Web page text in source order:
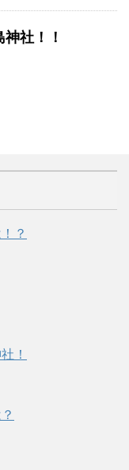
社！！
？
！